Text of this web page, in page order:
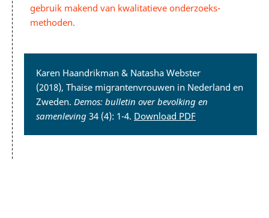
Karen Haandrikman & Natasha Webster
(2018), Thaise migrantenvrouwen in Nederland en
Zweden. Demos: bulletin over bevolking en
samenleving 34 (4): 1-4. Download PDF
gebruik makend van kwalitatieve onderzoeks­
methoden.